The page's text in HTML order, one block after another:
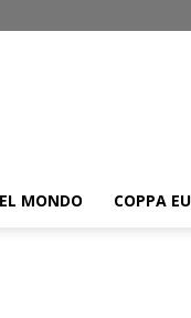
MONDO COPPA